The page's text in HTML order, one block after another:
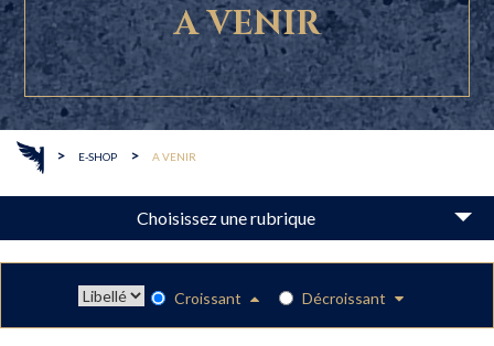
A VENIR
> E-SHOP> A VENIR
Choisissez une rubrique
Croissant Décroissant